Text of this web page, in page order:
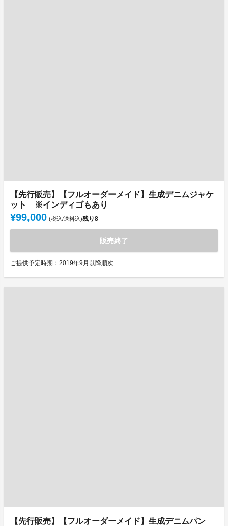
【先行販売】【フルオーダーメイド】生成デニムジャケ
ット ※インディゴもあり
¥99,000 (税込/送料込)残り8
販売終了
ご提供予定時期：2019年9月以降順次
【先行販売】【フルオーダーメイド】生成デニムパン